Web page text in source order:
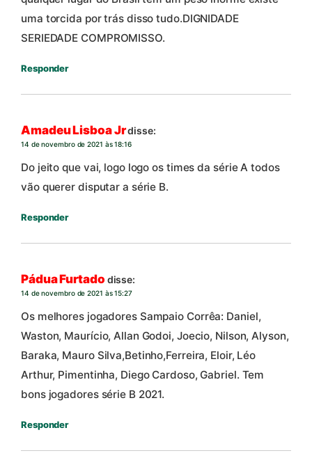
uma torcida por trás disso tudo.DIGNIDADE
SERIEDADE COMPROMISSO.
Responder
Amadeu Lisboa Jrdisse:
14 de novembro de 2021 às 18:16
Do jeito que vai, logo logo os times da série A todos
vão querer disputar a série B.
Responder
Pádua Furtado disse:
14 de novembro de 2021 às 15:27
Os melhores jogadores Sampaio Corrêa: Daniel,
Waston, Maurício, Allan Godoi, Joecio, Nilson, Alyson,
Baraka, Mauro Silva,Betinho,Ferreira, Eloir, Léo
Arthur, Pimentinha, Diego Cardoso, Gabriel. Tem
bons jogadores série B 2021.
Responder